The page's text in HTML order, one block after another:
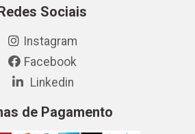
Sociais
Instagram
Facebook
Linkedin
de Pagamento